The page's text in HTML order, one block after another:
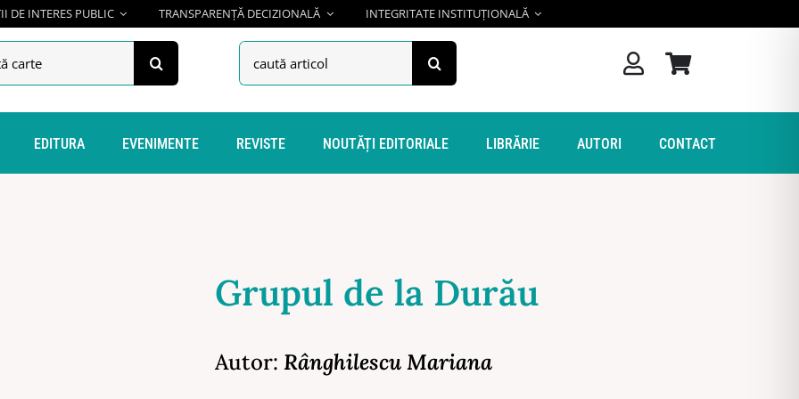
DE INTERES PUBLIC TRANSPARENȚĂ DECIZIONALĂ INTEGRITATE INSTITUȚIONALĂ
Search
for:
EDITURA EVENIMENTE REVISTE NOUTĂȚI EDITORIALE LIBRĂRIE AUTORI CONTACT
Grupul de la Durău
Autor: Rânghilescu Mariana